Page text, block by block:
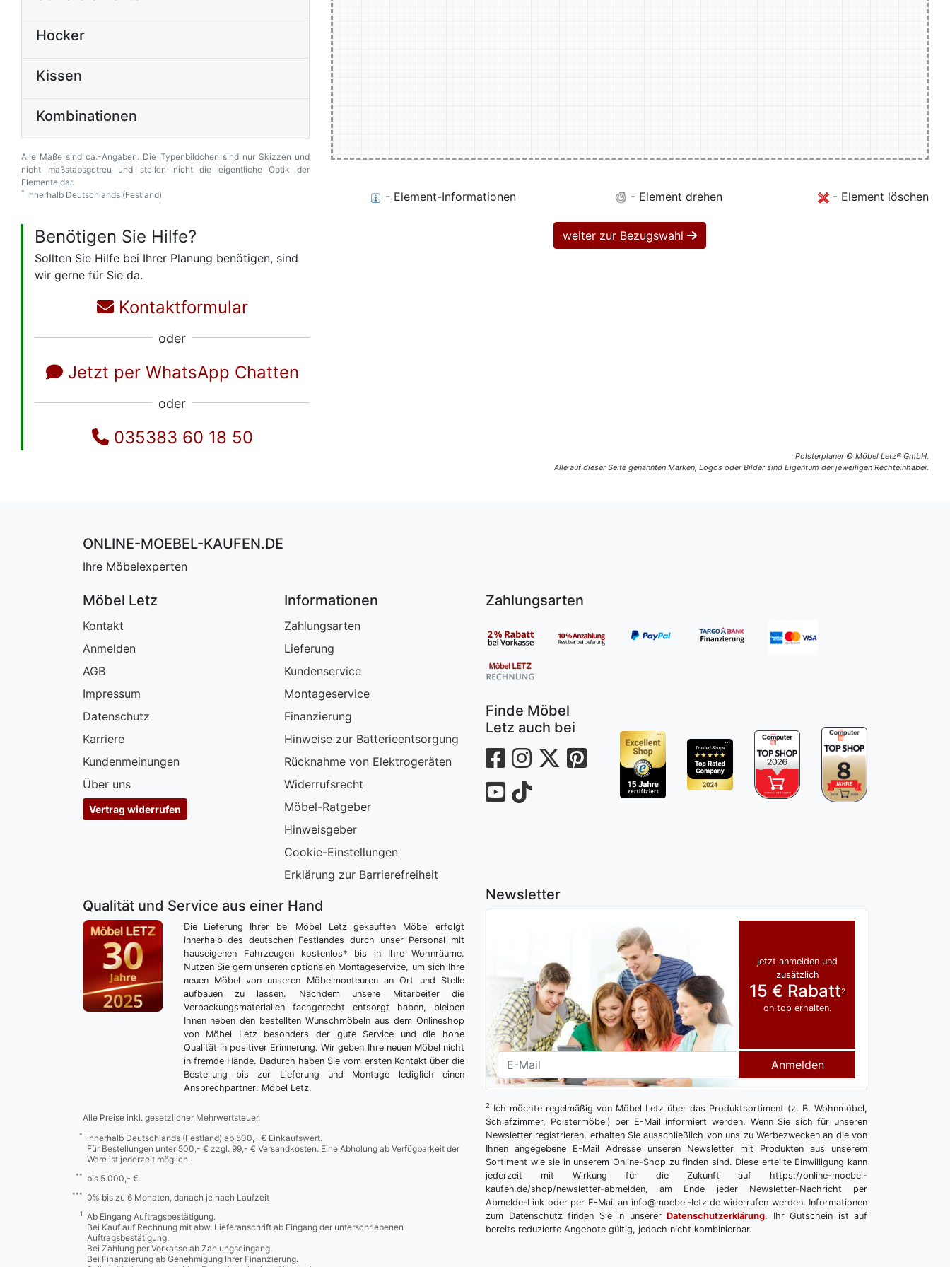
Hocker
Kissen
Kombinationen
Alle Maße sind ca.-Angaben. Die Typenbildchen sind nur Skizzen und
nicht maßstabsgetreu und stellen nicht die eigentliche Optik der
Elemente dar.
* Innerhalb Deutschlands (Festland)
Benötigen Sie Hilfe?
Sollten Sie Hilfe bei Ihrer Planung benötigen, sind
wir gerne für Sie da.
Kontaktformular
oder
Jetzt per WhatsApp Chatten
oder
035383 60 18 50
- Element-Informationen - Element drehen - Element löschen
weiter zur Bezugswahl
Polsterplaner © Möbel Letz® GmbH.
Alle auf dieser Seite genannten Marken, Logos oder Bilder sind Eigentum der jeweiligen Rechteinhaber.
ONLINE-MOEBEL-KAUFEN.DE
Ihre Möbelexperten
Möbel Letz
Kontakt
Anmelden
AGB
Impressum
Datenschutz
Karriere
Kundenmeinungen
Über uns
Vertrag widerrufen
Informationen
Zahlungsarten
Lieferung
Kundenservice
Montageservice
Finanzierung
Hinweise zur Batterieentsorgung
Rücknahme von Elektrogeräten
Widerrufsrecht
Möbel-Ratgeber
Hinweisgeber
Cookie-Einstellungen
Erklärung zur Barrierefreiheit
Zahlungsarten
Finde Möbel
Letz auch bei
Qualität und Service aus einer Hand
Die Lieferung Ihrer bei Möbel Letz gekauften Möbel erfolgt
innerhalb des deutschen Festlandes durch unser Personal mit
hauseigenen Fahrzeugen kostenlos* bis in Ihre Wohnräume.
Nutzen Sie gern unseren optionalen Montageservice, um sich Ihre
neuen Möbel von unseren Möbelmonteuren an Ort und Stelle
aufbauen zu lassen. Nachdem unsere Mitarbeiter die
Verpackungsmaterialien fachgerecht entsorgt haben, bleiben
Ihnen neben den bestellten Wunschmöbeln aus dem Onlineshop
von Möbel Letz besonders der gute Service und die hohe
Qualität in positiver Erinnerung. Wir geben Ihre neuen Möbel nicht
in fremde Hände. Dadurch haben Sie vom ersten Kontakt über die
Bestellung bis zur Lieferung und Montage lediglich einen
Ansprechpartner: Möbel Letz.
Alle Preise inkl. gesetzlicher Mehrwertsteuer.
*
innerhalb Deutschlands (Festland) ab 500,- € Einkaufswert.
Für Bestellungen unter 500,- € zzgl. 99,- € Versandkosten. Eine Abholung ab Verfügbarkeit der
Ware ist jederzeit möglich.
** bis 5.000,- €
*** 0% bis zu 6 Monaten, danach je nach Laufzeit
1
Ab Eingang Auftragsbestätigung.
Bei Kauf auf Rechnung mit abw. Lieferanschrift ab Eingang der unterschriebenen
Auftragsbestätigung.
Bei Zahlung per Vorkasse ab Zahlungseingang.
Bei Finanzierung ab Genehmigung Ihrer Finanzierung.
Newsletter
jetzt anmelden und
zusätzlich
15 € Rabatt2
on top erhalten.
Anmelden
2
Ich möchte regelmäßig von Möbel Letz über das Produktsortiment (z. B. Wohnmöbel,
Schlafzimmer, Polstermöbel) per E-Mail informiert werden. Wenn Sie sich für unseren
Newsletter registrieren, erhalten Sie ausschließlich von uns zu Werbezwecken an die von
Ihnen angegebene E-Mail Adresse unseren Newsletter mit Produkten aus unserem
Sortiment wie sie in unserem Online-Shop zu finden sind. Diese erteilte Einwilligung kann
jederzeit mit Wirkung für die Zukunft auf https://online-moebel-
kaufen.de/shop/newsletter-abmelden, am Ende jeder Newsletter-Nachricht per
Abmelde-Link oder per E-Mail an info@moebel-letz.de widerrufen werden. Informationen
zum Datenschutz finden Sie in unserer Datenschutzerklärung. Ihr Gutschein ist auf
bereits reduzierte Angebote gültig, jedoch nicht kombinierbar.